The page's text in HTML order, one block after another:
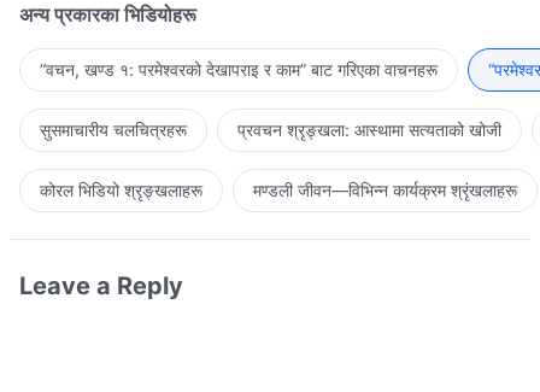
अन्य प्रकारका भिडियोहरू
“वचन, खण्ड १: परमेश्‍वरको देखापराइ र काम” बाट गरिएका वाचनहरू
सुसमाचारीय चलचित्रहरू प्रवचन श्रृङ्खला: आस्थामा सत्यताको खोजी
कोरल भिडियो श्रृङ्खलाहरू मण्डली जीवन—विभिन्‍न कार्यक्रम श्रृंखलाहरू
Leave a Reply